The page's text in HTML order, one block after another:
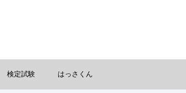
検定試験 はっさくん